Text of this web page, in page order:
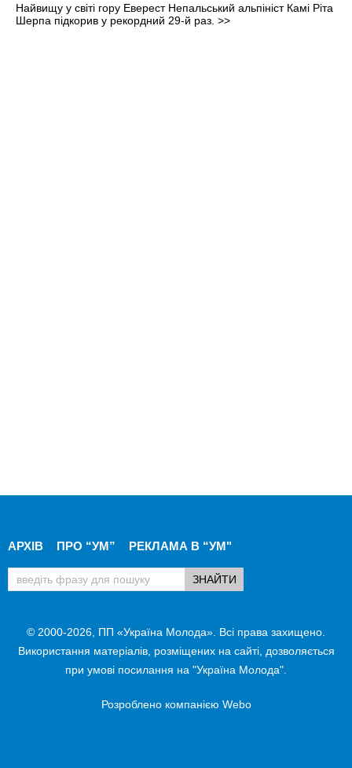
Найвищу у світі гору Еверест Непальський альпініст Камі Ріта
Шерпа підкорив у рекордний 29-й раз. >>
АРХІВ ПРО “УМ” РЕКЛАМА В “УМ"
© 2000-2026, ПП «Україна Молода». Всі права захищено.
Використання матеріалів, розміщених на сайті, дозволяється
при умові посилання на "Україна Молода".
Розроблено компанією Webo